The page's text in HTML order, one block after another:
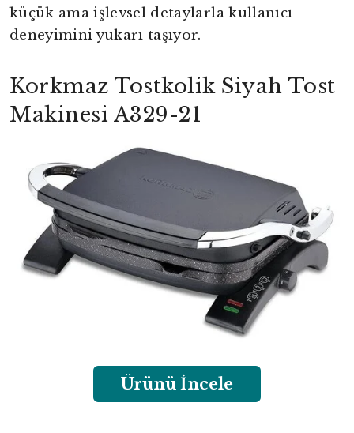
küçük ama işlevsel detaylarla kullanıcı
deneyimini yukarı taşıyor.
Korkmaz Tostkolik Siyah Tost
Makinesi A329-21
Ürünü İncele